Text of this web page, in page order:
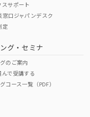
スサポート
窓口ジャパンデスク
定
グ・セミナ
のご案内
で受講する
コース一覧（PDF）